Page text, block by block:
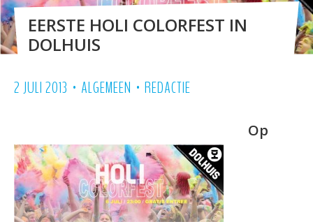
EERSTE HOLI COLORFEST IN
DOLHUIS
2 JULI 2013 • ALGEMEEN • REDACTIE
Op